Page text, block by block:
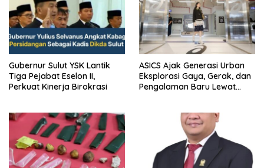
Gubernur Sulut YSK Lantik
Tiga Pejabat Eselon II,
Perkuat Kinerja Birokrasi
ASICS Ajak Generasi Urban
Eksplorasi Gaya, Gerak, dan
Pengalaman Baru Lewat